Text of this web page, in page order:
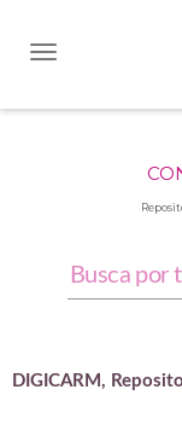
DIGICARM,